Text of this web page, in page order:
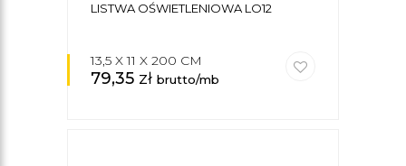
LISTWA OŚWIETLENIOWA LO12
13,5 X 11 X 200 CM
79,35 zł brutto/mb